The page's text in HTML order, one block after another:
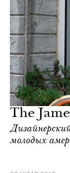
The
молодых
Йорк